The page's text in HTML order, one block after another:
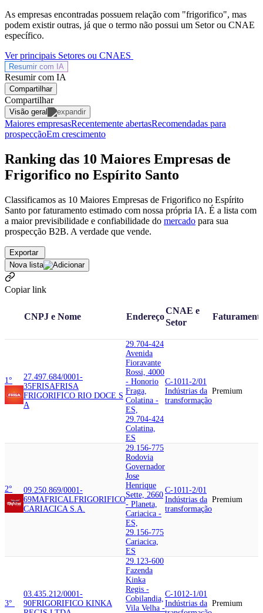
As empresas encontradas possuem relação com "frigorifico", mas
podem existir outras, já que o termo não possui um Setor ou CNAE
específico.
Ver principais Setores ou CNAES
Resumir com IA
Resumir com IA
Compartilhar
Compartilhar
Visão geral
Maiores empresasRecentemente abertasRecomendadas para
prospecçãoEm crescimento
Ranking das 10 Maiores Empresas de
Frigorifico no Espírito Santo
Classificamos as 10 Maiores Empresas de Frigorifico no Espírito
Santo por faturamento estimado com nossa própria IA. É a lista com
a maior previsibilidade e confiabilidade do mercado para sua
prospecção B2B. A verdade que vende.
Exportar
Nova lista
Copiar link
CNPJ e Nome Endereço
CNAE e
Setor
1°
27.497.684/0001-
35FRISAFRISA
FRIGORIFICO RIO DOCE S
A
29.704-424
Avenida
Fioravante
Rossi, 4000
- Honorio
Fraga,
Colatina -
ES,
29.704-424
Colatina,
ES
C-1011-2/01
Indústrias da
transformação
Premium
2°
09.250.869/0001-
69MAFRICALFRIGORIFICO
CARIACICA S.A.
29.156-775
Rodovia
Governador
Jose
Henrique
Sette, 2660
- Planeta,
Cariacica -
ES,
29.156-775
Cariacica,
ES
C-1011-2/01
Indústrias da
transformação
Premium
3°
03.435.212/0001-
90FRIGORIFICO KINKA
29.123-600
Fazenda
Kinka
Regis -
Cobilandia,
Vila Velha -
C-1012-1/01
Indústrias da Premium